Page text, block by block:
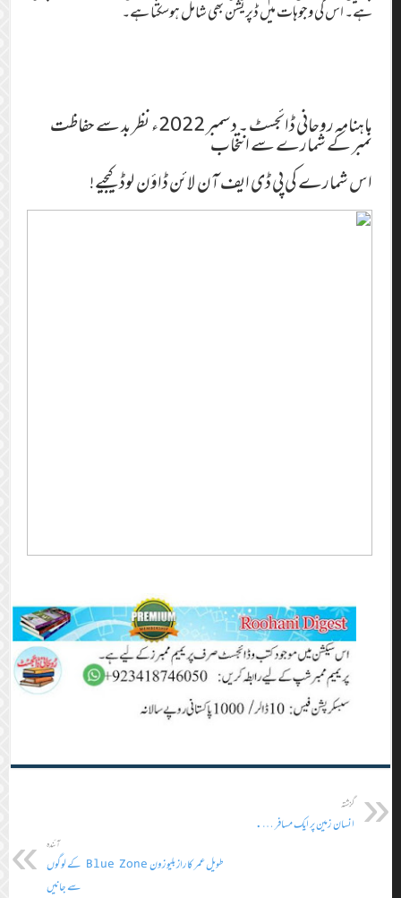
ہے۔ اس کی وجوہات میں ڈپریشن بھی شامل ہوسکتا ہے۔
ماہنامہ روحانی ڈائجسٹ ۔ دسمبر 2022ء نظر بد سے حفاظت
نمبر کے شمارے سے انتخاب
اس شمارے کی پی ڈی ایف آن لائن ڈاؤن لوڈ کیجیے!
گزشتہ
انسان زمین پر ایک مسافر ….
آئندہ
طویل عمر کا راز بلیو زون Blue Zone کے لوگوں
سے جانیں